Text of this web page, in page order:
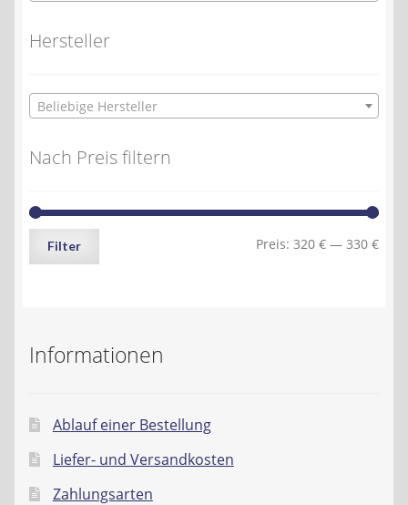
Hersteller
Beliebige Hersteller
Nach Preis filtern
Min.
Max.
Filter Preis: 320 € — 330 €
Informationen
Ablauf einer Bestellung
Liefer- und Versandkosten
Zahlungsarten